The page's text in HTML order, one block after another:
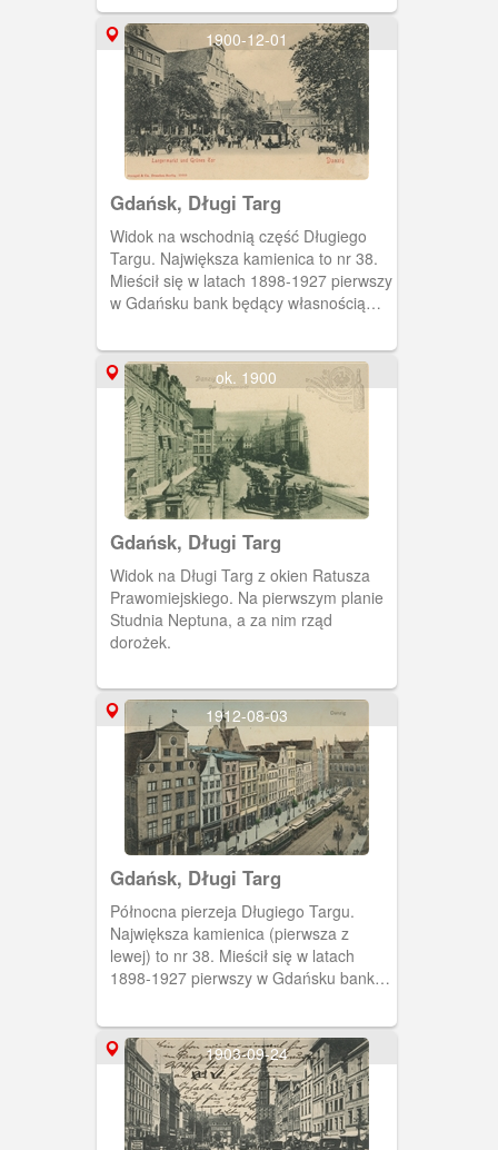
piętrach pokoje wynajmowane firmom i
instytucjom.
1900-12-01
Gdańsk, Długi Targ
Widok na wschodnią część Długiego
Targu. Największa kamienica to nr 38.
Mieścił się w latach 1898-1927 pierwszy
w Gdańsku bank będący własnością
Alberta Meyera, radcy miejskiego i
konsula Hiszpanii, oraz bankiera Alberta
Gelhorna.
ok. 1900
Gdańsk, Długi Targ
Widok na Długi Targ z okien Ratusza
Prawomiejskiego. Na pierwszym planie
Studnia Neptuna, a za nim rząd
dorożek.
1912-08-03
Gdańsk, Długi Targ
Północna pierzeja Długiego Targu.
Największa kamienica (pierwsza z
lewej) to nr 38. Mieścił się w latach
1898-1927 pierwszy w Gdańsku bank
do spółki adwokata Alberta Meyera,
radcy miejskiego i konsula Hiszpanii,
oraz bankiera Alberta Gelhorna. W
głębi Dom Angielski.
1903-09-24